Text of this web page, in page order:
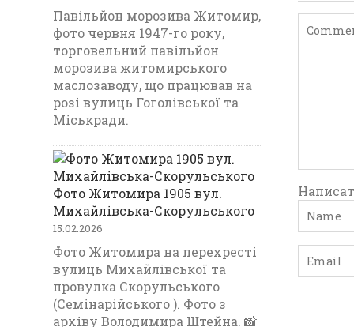
Павільйон морозива Житомир,
фото червня 1947-го року,
торговельний павільйон
морозива житомирського
маслозаводу, що працював на
розі вулиць Гоголівської та
Міськради.
Фото Житомира 1905 вул.
Михайлівська-Скорульського
15.02.2026
Фото Житомира на перехресті
вулиць Михайлівської та
провулка Скорульського
(Семінарійського ). Фото з
архіву Володимира Штейна. 📸